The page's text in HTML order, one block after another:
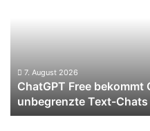
unbegrenzte
Text-
Chats
7. August 2026
ChatGPT Free bekommt
unbegrenzte Text-Chats